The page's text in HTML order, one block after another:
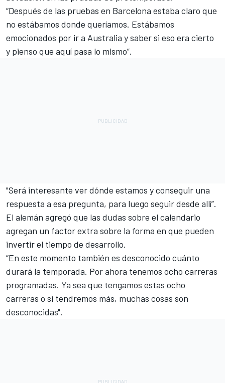
“Después de las pruebas en Barcelona ​​estaba claro que
no estábamos donde queríamos. Estábamos
emocionados por ir a Australia y saber si eso era cierto
y pienso que aquí pasa lo mismo”.
"Será interesante ver dónde estamos y conseguir una
respuesta a esa pregunta, para luego seguir desde allí”.
El alemán agregó que las dudas sobre el calendario
agregan un factor extra sobre la forma en que pueden
invertir el tiempo de desarrollo.
“En este momento también es desconocido cuánto
durará la temporada. Por ahora tenemos ocho carreras
programadas. Ya sea que tengamos estas ocho
carreras o si tendremos más, muchas cosas son
desconocidas".